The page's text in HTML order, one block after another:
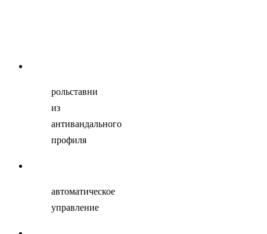
рольставни
из
антивандального
профиля
автоматическое
управление